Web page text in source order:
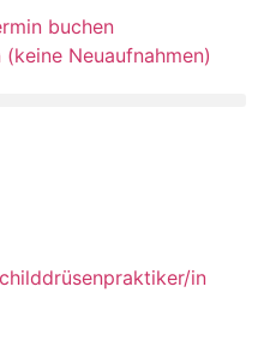
buchen
Neuaufnahmen)
in